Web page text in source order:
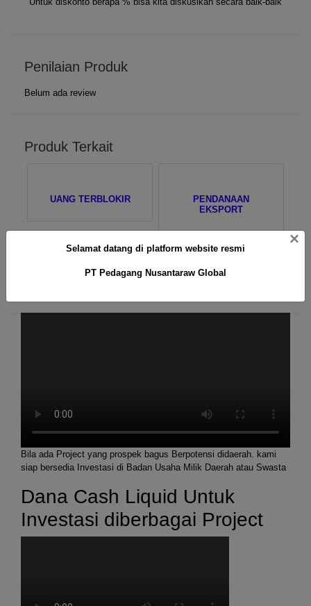
Penilaian Produk
Belum ada review
Produk Terkait
UANG TERBLOKIR
PENDANAAN
EKSPORT
SEWA COLLATERAL
Bila ada Project yang prospek bagus Berpotensi didaerah. kami
siap bersedia Investasi di Badan Usaha Milik Daerah atau Swasta
Dana Cash Liquid Untuk
Investasi diberbagai Project
×
Selamat datang di platform website resmi
PT Pedagang Nusantaraw Global